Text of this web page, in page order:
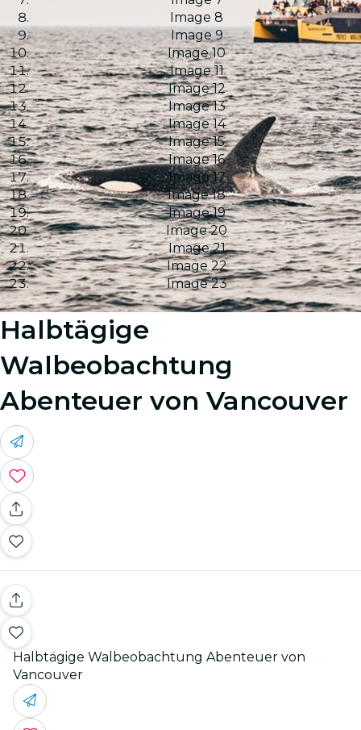
Image 8
Image 9
Image 10
Image 11
Image 12
Image 13
Image 14
Image 15
Image 16
Image 17
Image 18
Image 19
Image 20
Image 21
Image 22
Image 23
Halbtägige
Walbeobachtung
Abenteuer von Vancouver
Halbtägige Walbeobachtung Abenteuer von
Vancouver